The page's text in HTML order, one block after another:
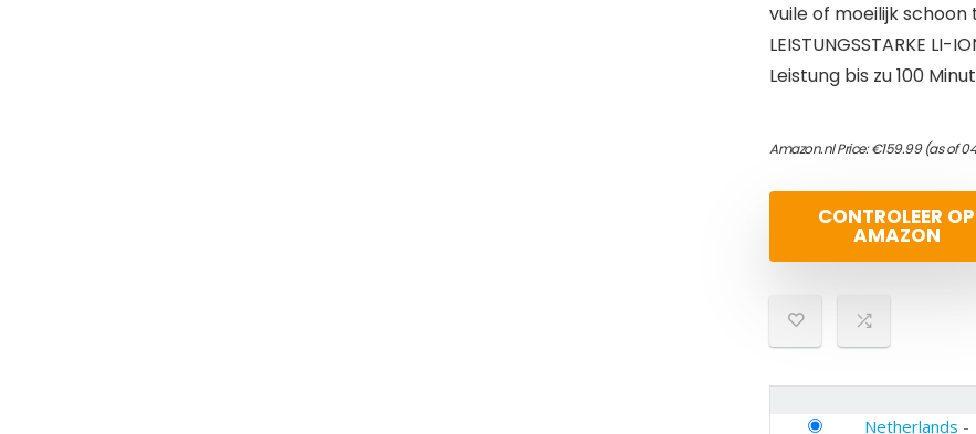
vuile of moeilijk
LEISTUNGSSTARKE
Leistung bis zu 100
Amazon.nl Price:€159.99(as of
CONTROLEER OP
AMAZON
Netherlands -